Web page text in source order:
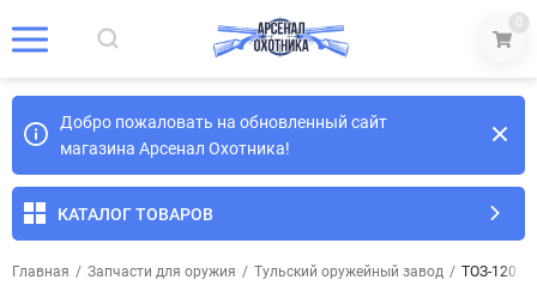
0
Добро пожаловать на обновленный сайт
магазина Арсенал Охотника!
КАТАЛОГ ТОВАРОВ
Главная / Запчасти для оружия / Тульский оружейный завод / ТОЗ-120.